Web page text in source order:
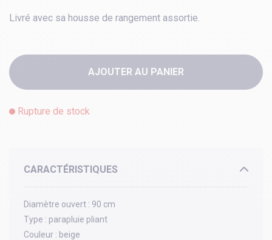
Livré avec sa housse de rangement assortie.
AJOUTER AU PANIER
Rupture de stock
CARACTÉRISTIQUES
Diamètre ouvert : 90 cm
Type : parapluie pliant
Couleur : beige